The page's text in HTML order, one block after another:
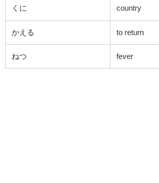
くに country
かえる to return
ねつ fever